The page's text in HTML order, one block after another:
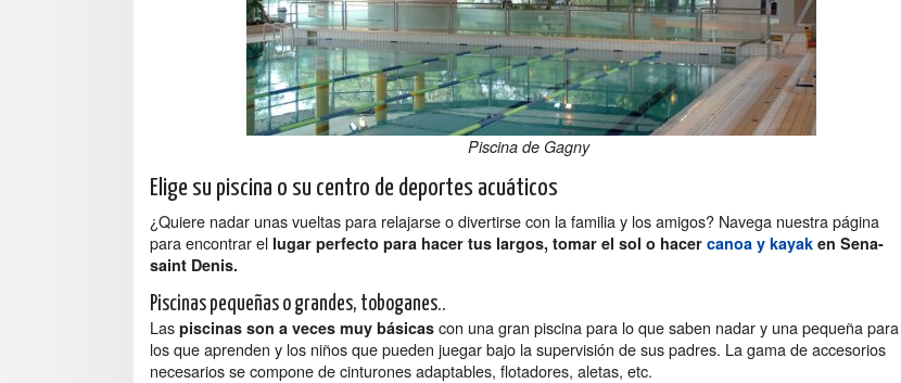
Piscina de Gagny
Elige su piscina o su centro de deportes acuáticos
¿Quiere nadar unas vueltas para relajarse o divertirse con la familia y los amigos? Navega nuestra página
para encontrar el lugar perfecto para hacer tus largos, tomar el sol o hacer canoa y kayak en Sena-
saint Denis.
Piscinas pequeñas o grandes, toboganes..
Las piscinas son a veces muy básicas con una gran piscina para lo que saben nadar y una pequeña para
los que aprenden y los niños que pueden juegar bajo la supervisión de sus padres. La gama de accesorios
necesarios se compone de cinturones adaptables, flotadores, aletas, etc.